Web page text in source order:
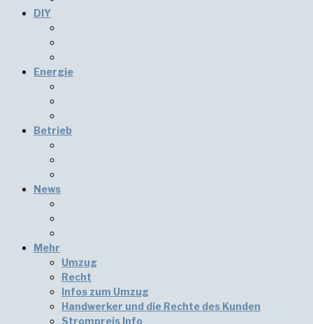
DIY
Energie
Betrieb
News
Mehr
Umzug
Recht
Infos zum Umzug
Handwerker und die Rechte des Kunden
Strompreis Info